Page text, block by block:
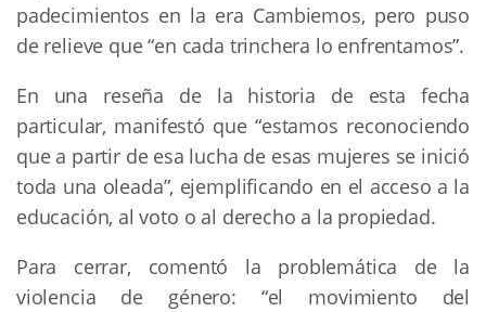
padecimientos en la era Cambiemos, pero puso
de relieve que “en cada trinchera lo enfrentamos”.
En una reseña de la historia de esta fecha
particular, manifestó que “estamos reconociendo
que a partir de esa lucha de esas mujeres se inició
toda una oleada”, ejemplificando en el acceso a la
educación, al voto o al derecho a la propiedad.
Para cerrar, comentó la problemática de la
violencia de género: “el movimiento del